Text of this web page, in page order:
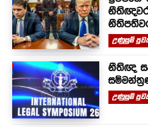
උණුසුම්
නීතිඥ
උණුසුම්